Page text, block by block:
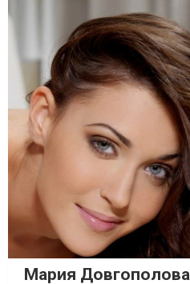
Мария Довгополова